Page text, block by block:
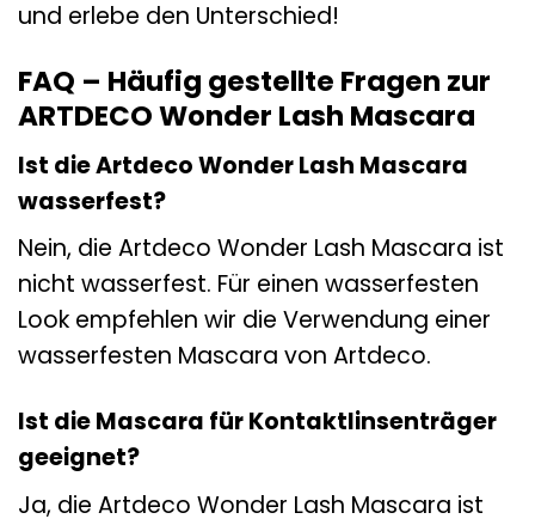
und erlebe den Unterschied!
FAQ – Häufig gestellte Fragen zur
ARTDECO Wonder Lash Mascara
Ist die Artdeco Wonder Lash Mascara
wasserfest?
Nein, die Artdeco Wonder Lash Mascara ist
nicht wasserfest. Für einen wasserfesten
Look empfehlen wir die Verwendung einer
wasserfesten Mascara von Artdeco.
Ist die Mascara für Kontaktlinsenträger
geeignet?
Ja, die Artdeco Wonder Lash Mascara ist